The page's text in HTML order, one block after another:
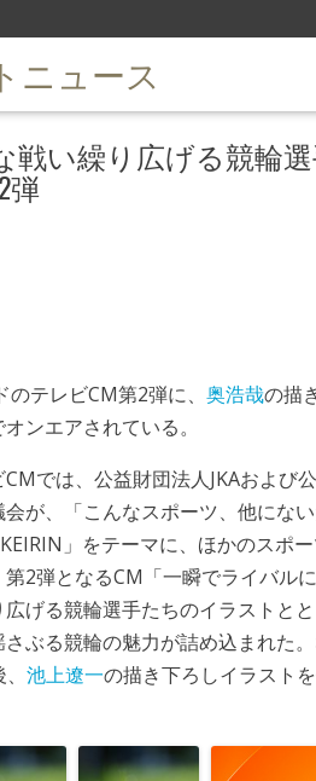
ニュース
戦い繰り広げる競輪
弾
テレビCM第2弾に、 奥浩哉の描
ンエアされている。
では、公益財団法人JKAおよび
が、「こんなスポーツ、他にな
」をテーマに、ほかのスポ
2弾となるCM「一瞬でライバル
げる競輪選手たちのイラストと
ぶる競輪の魅力が詰め込まれた
池上遼一の描き下ろしイラスト